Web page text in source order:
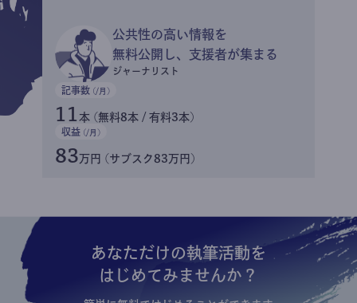
公共性の高い情報を
無料公開し、支援者が集まる
ジャーナリスト
記事数 (/月)
11 本 (無料8本 / 有料3本)
収益 (/月)
83万円 (サブスク83万円)
あなただけの執筆活動を
はじめてみませんか？